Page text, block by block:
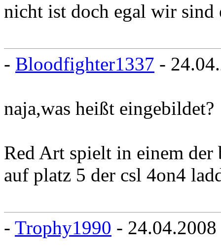
nicht ist doch egal wir sind
- Bloodfighter1337 -
naja,was heißt eingebildet?
Red Art spielt in einem der
auf platz 5 der csl 4on4
- Trophy1990 - 24.04.2008